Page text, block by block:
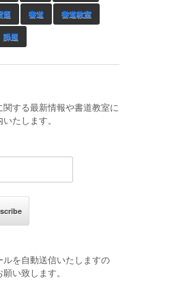
題 書道 書道教室
課題
する最新情報や書道教室に
たします。
を自動送信いたしますの
い致します。